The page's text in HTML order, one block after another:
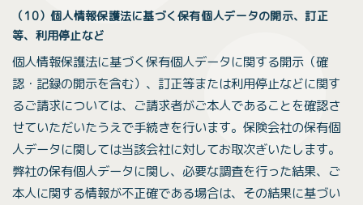
（10）個人情報保護法に基づく保有個人データの開示、訂正
等、利用停止など
個人情報保護法に基づく保有個人データに関する開示（確
認・記録の開示を含む）、訂正等または利用停止などに関す
るご請求については、ご請求者がご本人であることを確認さ
せていただいたうえで手続きを行います。保険会社の保有個
人データに関しては当該会社に対してお取次ぎいたします。
弊社の保有個人データに関し、必要な調査を行った結果、ご
本人に関する情報が不正確である場合は、その結果に基づい